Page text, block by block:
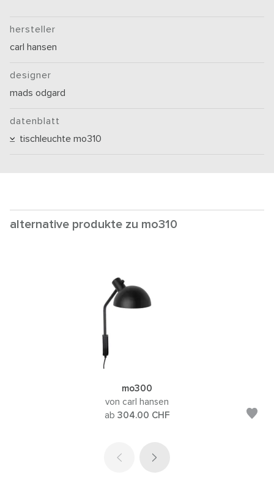
hersteller
carl hansen
designer
mads odgard
datenblatt
tischleuchte mo310
alternative produkte zu mo310
mo300
von carl hansen
ab 304.00 CHF